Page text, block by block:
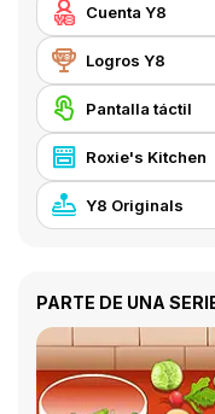
Cuenta Y8
Logros Y8
Pantalla táctil
Roxie's Kitchen
Y8 Originals
PARTE DE UNA